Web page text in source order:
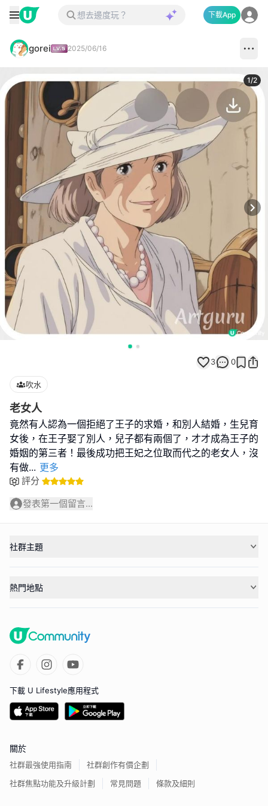
下載App
gorei 2025/06/16
1/2
3 0
吹水
老女人
竟然有人認為一個拒絕了王子的求婚，和別人結婚，生兒育
女後，在王子娶了別人，兒子都有兩個了，才才成為王子的
婚姻的第三者！最後成功把王妃之位取而代之的老女人，沒
有做... 更多
評分
發表第一個留言...
社群主題
熱門地點
下載 U Lifestyle應用程式
關於
社群最強使用指南
社群創作有價企劃
社群焦點功能及升級計劃
常見問題 條款及細則